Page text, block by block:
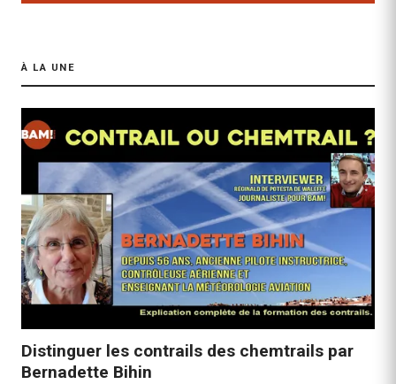
À LA UNE
Distinguer les contrails des chemtrails par
Bernadette Bihin